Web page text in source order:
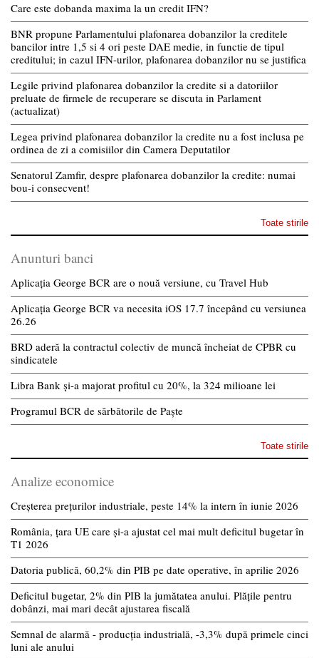
Care este dobanda maxima la un credit IFN?
BNR propune Parlamentului plafonarea dobanzilor la creditele
bancilor intre 1,5 si 4 ori peste DAE medie, in functie de tipul
creditului; in cazul IFN-urilor, plafonarea dobanzilor nu se justifica
Legile privind plafonarea dobanzilor la credite si a datoriilor
preluate de firmele de recuperare se discuta in Parlament
(actualizat)
Legea privind plafonarea dobanzilor la credite nu a fost inclusa pe
ordinea de zi a comisiilor din Camera Deputatilor
Senatorul Zamfir, despre plafonarea dobanzilor la credite: numai
bou-i consecvent!
Toate stirile
Anunturi banci
Aplicația George BCR are o nouă versiune, cu Travel Hub
Aplicația George BCR va necesita iOS 17.7 începând cu versiunea
26.26
BRD aderă la contractul colectiv de muncă încheiat de CPBR cu
sindicatele
Libra Bank și-a majorat profitul cu 20%, la 324 milioane lei
Programul BCR de sărbătorile de Paște
Toate stirile
Analize economice
Creșterea prețurilor industriale, peste 14% la intern în iunie 2026
România, țara UE care și-a ajustat cel mai mult deficitul bugetar în
T1 2026
Datoria publică, 60,2% din PIB pe date operative, în aprilie 2026
Deficitul bugetar, 2% din PIB la jumătatea anului. Plățile pentru
dobânzi, mai mari decât ajustarea fiscală
Semnal de alarmă - producția industrială, -3,3% după primele cinci
luni ale anului